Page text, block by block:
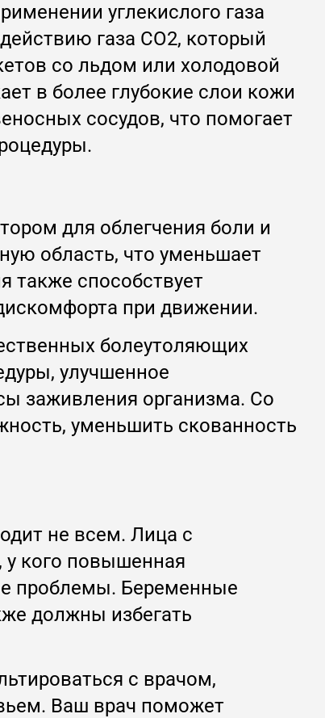
углекислого газа
газа CO2, который
со льдом или холодовой
в более глубокие слои кожи
сосудов, что помогает
для облегчения боли и
область, что уменьшает
также способствует
при движении.
болеутоляющих
улучшенное
заживления организма. Со
уменьшить скованность
не всем. Лица с
у кого повышенная
проблемы. Беременные
должны избегать
с врачом,
Ваш врач поможет